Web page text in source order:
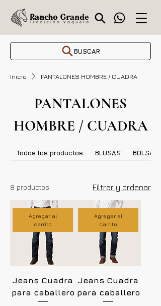
BUSCAR
Inicio PANTALONES HOMBRE / CUADRA
PANTALONES
HOMBRE / CUADRA
Todos los productos BLUSAS BOLSAS
8 productos Filtrar y ordenar
Agregar al
carrito
Jeans Cuadra
para caballero
Agregar al
carrito
Jeans Cuadra
para caballero